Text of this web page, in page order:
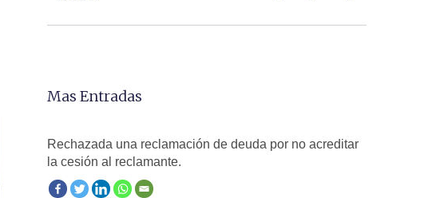
Mas Entradas
Rechazada una reclamación de deuda por no acreditar
la cesión al reclamante.